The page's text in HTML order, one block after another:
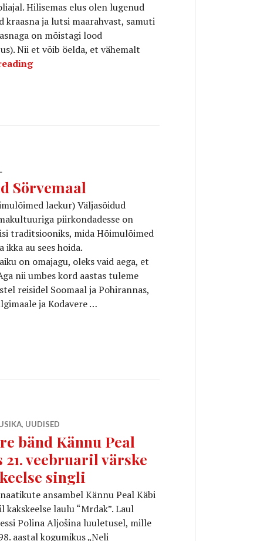
Hilisemas elus olen lugenud
kraasna ja lutsi maarahvast, samuti
on mõistagi lood
Nii et võib öelda, et vähemalt
Leivumaast anno 2024
Sörvemaal
laekur) Väljasõidud
piirkondadesse on
traditsiooniks, mida Hõimulõimed
ikka au sees hoida.
on omajagu, oleks vaid aega, et
nii umbes kord aastas tuleme
reisidel Soomaal ja Pohirannas,
ja Kodavere …
, UUDISED
bänd Kännu Peal
21. veebruaril värske
singli
ansambel Kännu Peal Käbi
kakskeelse laulu “Mrdak”. Laul
Polina Aljošina luuletusel, mille
aastal kogumikus „Neli